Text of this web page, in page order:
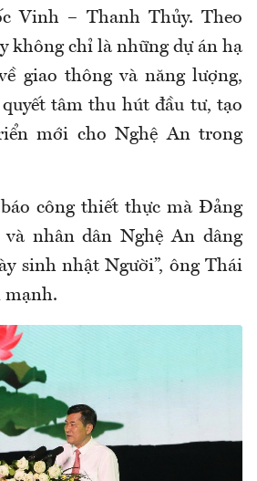
Vinh – Thanh Thủy. Theo
không chỉ là những dự án hạ
giao thông và năng lượng,
tâm thu hút đầu tư, tạo
mới cho Nghệ An trong
công thiết thực mà Đảng
và nhân dân Nghệ An dâng
sinh nhật Người”, ông Thái
mạnh.